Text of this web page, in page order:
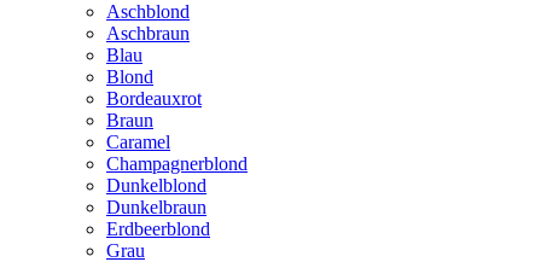
Aschblond
Aschbraun
Blau
Blond
Bordeauxrot
Braun
Caramel
Champagnerblond
Dunkelblond
Dunkelbraun
Erdbeerblond
Grau